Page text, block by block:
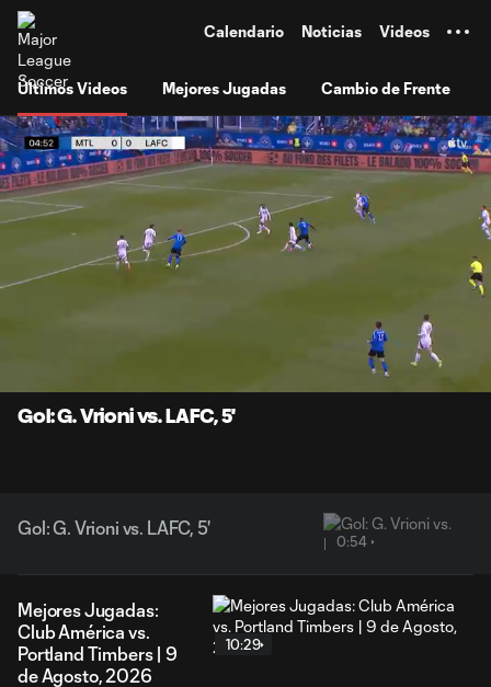
Calendario Noticias Videos
Últimos Videos Mejores Jugadas Cambio de Frente
Gol: G. Vrioni vs. LAFC, 5'
Gol: G. Vrioni vs. LAFC, 5'
0:54
Mejores Jugadas:
Club América vs.
Portland Timbers | 9
de Agosto, 2026
10:29